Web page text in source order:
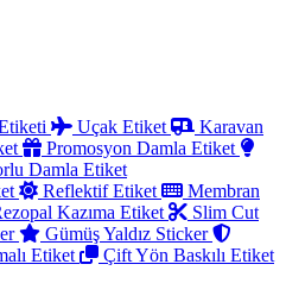
Uçak Etiket
Karavan
Promosyon Damla Etiket
Damla Etiket
Reflektif Etiket
Membran
Kazıma Etiket
Slim Cut
Gümüş Yaldız Sticker
Etiket
Çift Yön Baskılı Etiket